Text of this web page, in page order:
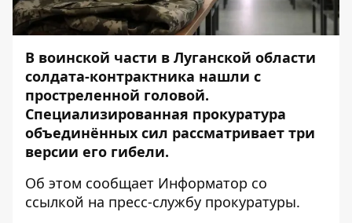
В воинской части в Луганской области
солдата-контрактника нашли с
простреленной головой.
Специализированная прокуратура
объединённых сил рассматривает три
версии его гибели.
Об этом сообщает Информатор со
ссылкой на пресс-службу прокуратуры.